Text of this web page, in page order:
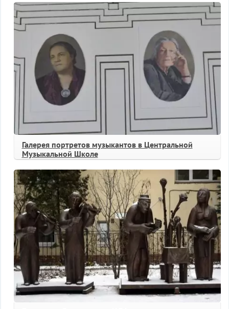
Галерея портретов музыкантов в Центральной
Музыкальной Школе